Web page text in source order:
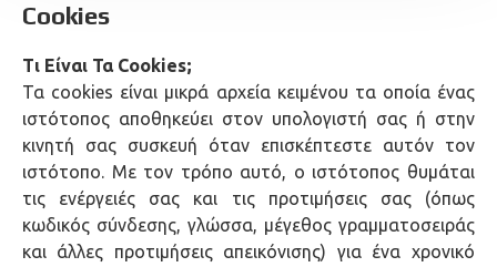
Cookies
Τι Είναι Τα Cookies;
Τα cookies είναι μικρά αρχεία κειμένου τα οποία ένας
ιστότοπος αποθηκεύει στον υπολογιστή σας ή στην
κινητή σας συσκευή όταν επισκέπτεστε αυτόν τον
ιστότοπο. Με τον τρόπο αυτό, ο ιστότοπος θυμάται
τις ενέργειές σας και τις προτιμήσεις σας (όπως
κωδικός σύνδεσης, γλώσσα, μέγεθος γραμματοσειράς
και άλλες προτιμήσεις απεικόνισης) για ένα χρονικό